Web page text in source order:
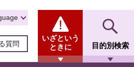
質問
いざという
ときに
目的別検索